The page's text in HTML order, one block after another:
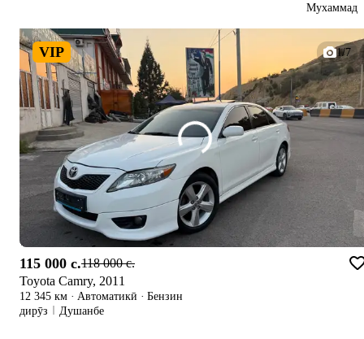
Мухаммад
VIP 1/7
115 000 c.118 000 c.
Toyota Camry, 2011
12 345 км · Автоматикӣ · Бензин
дирӯз
Душанбе